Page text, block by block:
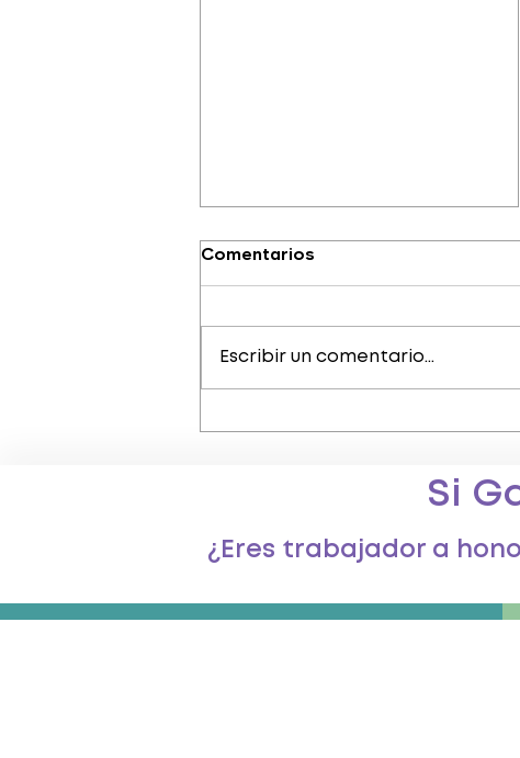
¿Qué es autodespido?
Comentarios
Escribir un comentario...
Si
¿Eres trabajador a